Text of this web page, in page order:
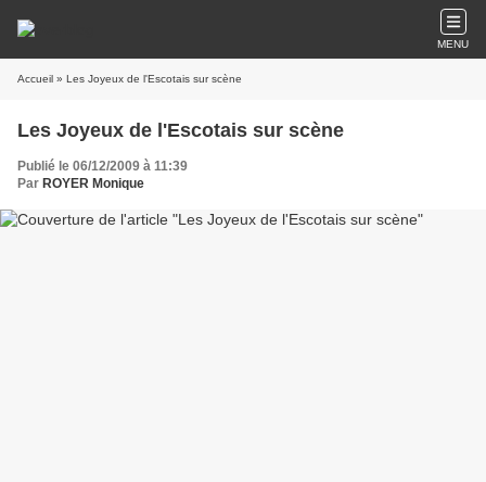
MENU
Accueil » Les Joyeux de l'Escotais sur scène
Les Joyeux de l'Escotais sur scène
Publié le 06/12/2009 à 11:39
Par ROYER Monique